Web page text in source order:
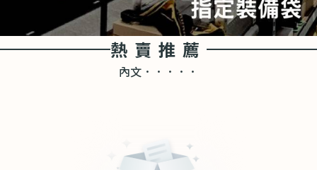
熱賣推薦
內文．．．．．